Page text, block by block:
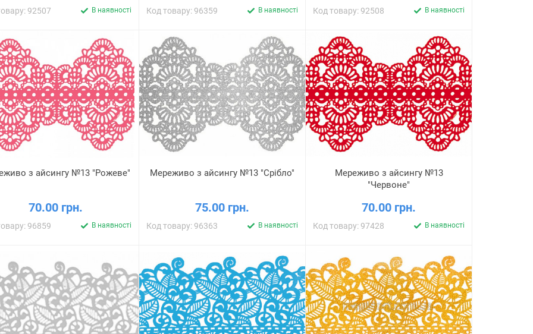
92507 В наявності Код товару: 96359 В наявності Код товару: 92508 В наявності
з айсингу №13 "Рожеве"
70.00 грн.
96859 В наявності
Мереживо з айсингу №13 "Срібло"
75.00 грн.
Код товару: 96363 В наявності
Мереживо з айсингу №13
"Червоне"
70.00 грн.
Код товару: 97428 В наявності